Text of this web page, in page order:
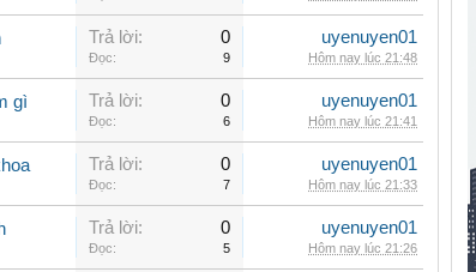
Trả lời: 0
Đọc: 9
uyenuyen01
Hôm nay lúc 21:48
gì Trả lời: 0
Đọc: 6
uyenuyen01
Hôm nay lúc 21:41
Trả lời: 0
Đọc: 7
uyenuyen01
Hôm nay lúc 21:33
Trả lời: 0
Đọc: 5
uyenuyen01
Hôm nay lúc 21:26